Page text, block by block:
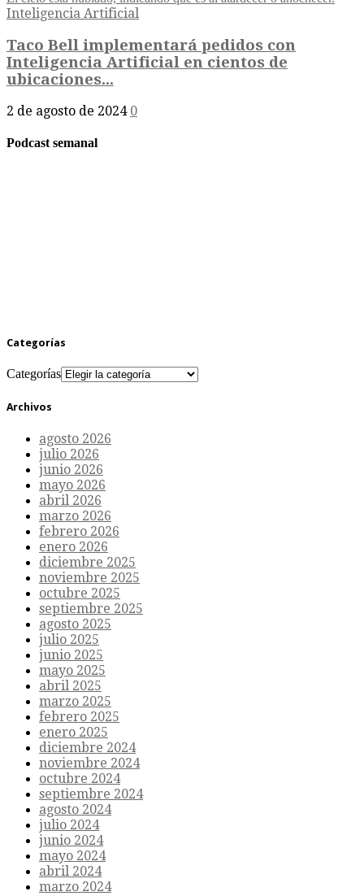
Inteligencia Artificial
Taco Bell implementará pedidos con
Inteligencia Artificial en cientos de
ubicaciones...
2 de agosto de 2024 0
Podcast semanal
Categorías
Categorías
Archivos
agosto 2026
julio 2026
junio 2026
mayo 2026
abril 2026
marzo 2026
febrero 2026
enero 2026
diciembre 2025
noviembre 2025
octubre 2025
septiembre 2025
agosto 2025
julio 2025
junio 2025
mayo 2025
abril 2025
marzo 2025
febrero 2025
enero 2025
diciembre 2024
noviembre 2024
octubre 2024
septiembre 2024
agosto 2024
julio 2024
junio 2024
mayo 2024
abril 2024
marzo 2024